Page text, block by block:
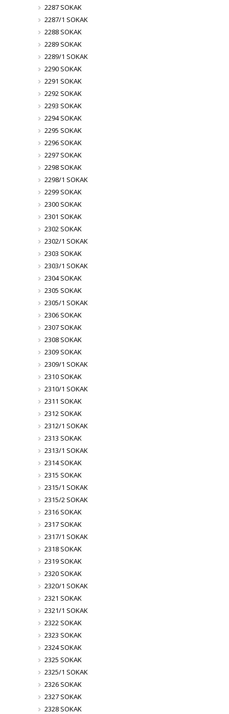
2287 SOKAK
2287/1 SOKAK
2288 SOKAK
2289 SOKAK
2289/1 SOKAK
2290 SOKAK
2291 SOKAK
2292 SOKAK
2293 SOKAK
2294 SOKAK
2295 SOKAK
2296 SOKAK
2297 SOKAK
2298 SOKAK
2298/1 SOKAK
2299 SOKAK
2300 SOKAK
2301 SOKAK
2302 SOKAK
2302/1 SOKAK
2303 SOKAK
2303/1 SOKAK
2304 SOKAK
2305 SOKAK
2305/1 SOKAK
2306 SOKAK
2307 SOKAK
2308 SOKAK
2309 SOKAK
2309/1 SOKAK
2310 SOKAK
2310/1 SOKAK
2311 SOKAK
2312 SOKAK
2312/1 SOKAK
2313 SOKAK
2313/1 SOKAK
2314 SOKAK
2315 SOKAK
2315/1 SOKAK
2315/2 SOKAK
2316 SOKAK
2317 SOKAK
2317/1 SOKAK
2318 SOKAK
2319 SOKAK
2320 SOKAK
2320/1 SOKAK
2321 SOKAK
2321/1 SOKAK
2322 SOKAK
2323 SOKAK
2324 SOKAK
2325 SOKAK
2325/1 SOKAK
2326 SOKAK
2327 SOKAK
2328 SOKAK